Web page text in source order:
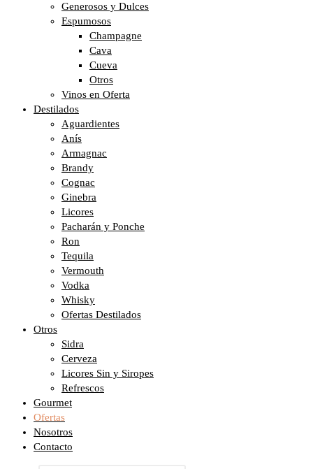
Generosos y Dulces
Espumosos
Champagne
Cava
Cueva
Otros
Vinos en Oferta
Destilados
Aguardientes
Anís
Armagnac
Brandy
Cognac
Ginebra
Licores
Pacharán y Ponche
Ron
Tequila
Vermouth
Vodka
Whisky
Ofertas Destilados
Otros
Sidra
Cerveza
Licores Sin y Siropes
Refrescos
Gourmet
Ofertas
Nosotros
Contacto